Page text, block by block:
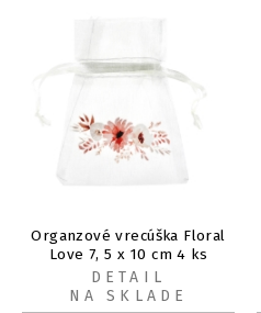
Organzové vrecúška Floral
Love 7, 5 x 10 cm 4 ks
DETAIL
NA SKLADE